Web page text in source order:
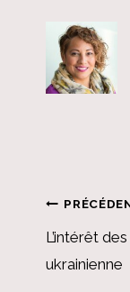
de
L’intérêt
ukrainienne